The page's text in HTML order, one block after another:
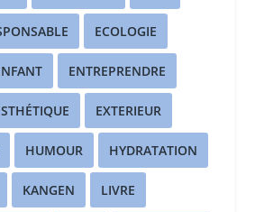
ECOLOGIE
ENTREPRENDRE
EXTERIEUR
HUMOUR HYDRATATION
KANGEN LIVRE